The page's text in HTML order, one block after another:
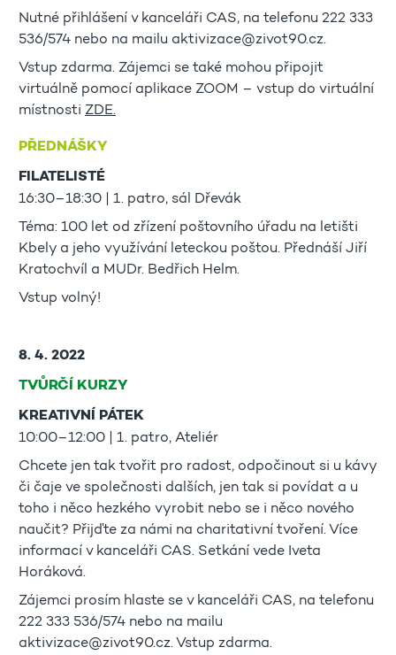
Nutné přihlášení v kanceláři CAS, na telefonu 222 333
536/574 nebo na mailu aktivizace@zivot90.cz.
Vstup zdarma. Zájemci se také mohou připojit
virtuálně pomocí aplikace ZOOM – vstup do virtuální
místnosti ZDE.
PŘEDNÁŠKY
FILATELISTÉ
16:30–18:30 | 1. patro, sál Dřevák
Téma: 100 let od zřízení poštovního úřadu na letišti
Kbely a jeho využívání leteckou poštou. Přednáší Jiří
Kratochvíl a MUDr. Bedřich Helm.
Vstup volný!
8. 4. 2022
TVŮRČÍ KURZY
KREATIVNÍ PÁTEK
10:00–12:00 | 1. patro, Ateliér
Chcete jen tak tvořit pro radost, odpočinout si u kávy
či čaje ve společnosti dalších, jen tak si povídat a u
toho i něco hezkého vyrobit nebo se i něco nového
naučit? Přijďte za námi na charitativní tvoření. Více
informací v kanceláři CAS. Setkání vede Iveta
Horáková.
Zájemci prosím hlaste se v kanceláři CAS, na telefonu
222 333 536/574 nebo na mailu
aktivizace@zivot90.cz. Vstup zdarma.